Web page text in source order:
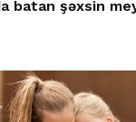
batan şəxsin